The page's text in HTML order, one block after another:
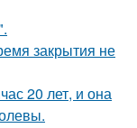
закрытия не
20 лет, и она